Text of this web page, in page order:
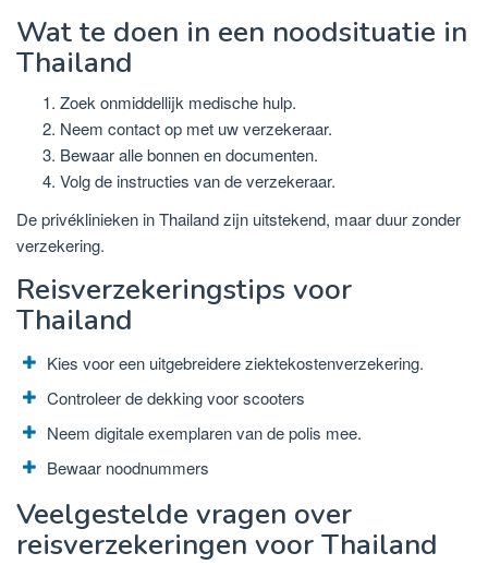
Wat te doen in een noodsituatie in
Thailand
Zoek onmiddellijk medische hulp.
Neem contact op met uw verzekeraar.
Bewaar alle bonnen en documenten.
Volg de instructies van de verzekeraar.
De privéklinieken in Thailand zijn uitstekend, maar duur zonder
verzekering.
Reisverzekeringstips voor
Thailand
Kies voor een uitgebreidere ziektekostenverzekering.
Controleer de dekking voor scooters
Neem digitale exemplaren van de polis mee.
Bewaar noodnummers
Veelgestelde vragen over
reisverzekeringen voor Thailand